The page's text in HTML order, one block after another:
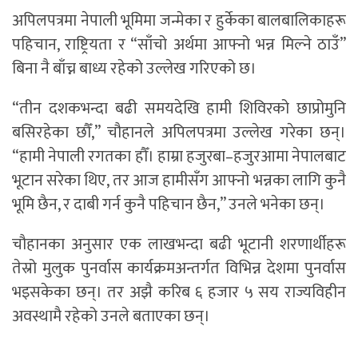
अपिलपत्रमा नेपाली भूमिमा जन्मेका र हुर्केका बालबालिकाहरू
पहिचान, राष्ट्रियता र “साँचो अर्थमा आफ्नो भन्न मिल्ने ठाउँ”
बिना नै बाँच्न बाध्य रहेको उल्लेख गरिएको छ।
“तीन दशकभन्दा बढी समयदेखि हामी शिविरको छाप्रोमुनि
बसिरहेका छौँ,” चौहानले अपिलपत्रमा उल्लेख गरेका छन्।
“हामी नेपाली रगतका हौँ। हाम्रा हजुरबा–हजुरआमा नेपालबाट
भूटान सरेका थिए, तर आज हामीसँग आफ्नो भन्नका लागि कुनै
भूमि छैन, र दाबी गर्न कुनै पहिचान छैन,” उनले भनेका छन्।
चौहानका अनुसार एक लाखभन्दा बढी भूटानी शरणार्थीहरू
तेस्रो मुलुक पुनर्वास कार्यक्रमअन्तर्गत विभिन्न देशमा पुनर्वास
भइसकेका छन्। तर अझै करिब ६ हजार ५ सय राज्यविहीन
अवस्थामै रहेको उनले बताएका छन्।